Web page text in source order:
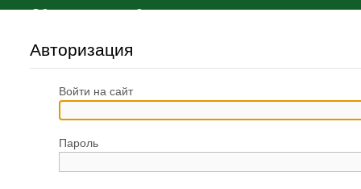
Общественные наблюдения
Авторизация
Войти на сайт
Пароль